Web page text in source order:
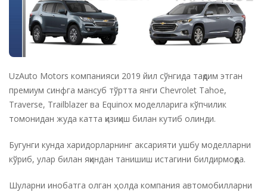
UzAuto Motors компанияси 2019 йил сўнгида тақдим этган
премиум синфга мансуб тўртта янги Chevrolet Tahoe,
Traverse, Trailblazer ва Equinox моделларига кўпчилик
томонидан жуда катта қизиқиш билан кутиб олинди.
Бугунги кунда харидорларнинг аксарияти ушбу моделларни
кўриб, улар билан яқиндан танишиш истагини билдирмоқда.
Шуларни инобатга олган ҳолда компания автомобилларни